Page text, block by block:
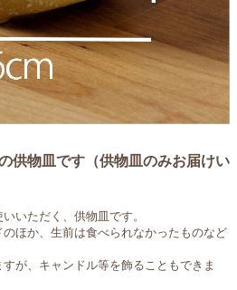
供物皿です（供物皿のみお届けい
いただく、供物皿です。
ほか、生前は食べられなかったものなど
が、キャンドル等を飾ることもできま